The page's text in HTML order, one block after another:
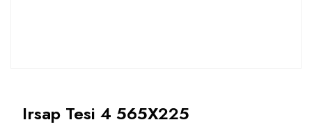
Irsap Tesi 4 565X225